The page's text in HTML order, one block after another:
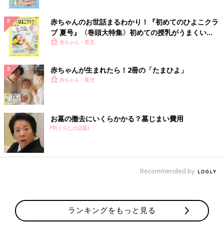
赤ちゃんのお世話まるわかり！『初めてのひよこクラ
ブ 夏号』〈巻頭大特集〉初めての授乳がうまくい
く！ おっぱい・ミルクの基本と夏のトラブル 解決テ
赤ちゃん・育児
赤ちゃんが生まれたら！2冊の「たまひよ」
赤ちゃん・育児
お墓の撤去にいくらかかる？墓じまい費用
PR(くらしの話題)
Recommended by
ランキングをもっと見る